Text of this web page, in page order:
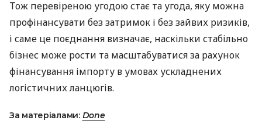
Тож перевіреною угодою стає та угода, яку можна
профінансувати без затримок і без зайвих ризиків,
і саме це поєднання визначає, наскільки стабільно
бізнес може рости та масштабуватися за рахунок
фінансування імпорту в умовах ускладнених
логістичних ланцюгів.
За матеріалами: Done